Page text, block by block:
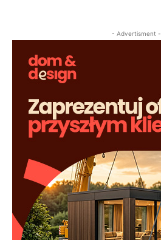
- Advertisment -